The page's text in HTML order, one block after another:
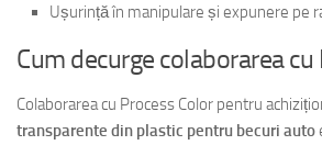
Ușurință în manipulare și expunere pe
Cum decurge colaborarea cu
Colaborarea cu Process Color pentru
transparente din plastic pentru becuri auto